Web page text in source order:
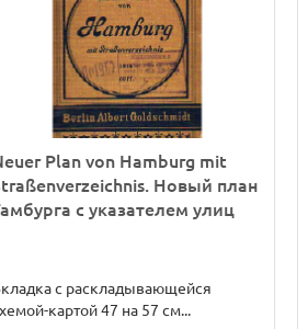
Plan von Hamburg mit
Новый план
с указателем улиц
с раскладывающейся
картой 47 на 57 см...